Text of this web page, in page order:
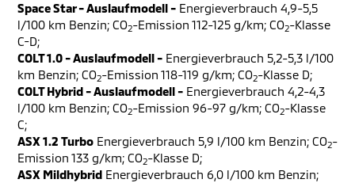
Space Star - Auslaufmodell - Energieverbrauch 4,9-5,5
l/100 km Benzin; CO2-Emission 112-125 g/km; CO2-Klasse
C-D;
COLT 1.0 - Auslaufmodell - Energieverbrauch 5,2-5,3 l/100
km Benzin; CO2-Emission 118-119 g/km; CO2-Klasse D;
COLT Hybrid - Auslaufmodell - Energieverbrauch 4,2-4,3
l/100 km Benzin; CO2-Emission 96-97 g/km; CO2-Klasse
C;
ASX 1.2 Turbo Energieverbrauch 5,9 l/100 km Benzin; CO2-
Emission 133 g/km; CO2-Klasse D;
ASX Mildhybrid Energieverbrauch 6,0 l/100 km Benzin;